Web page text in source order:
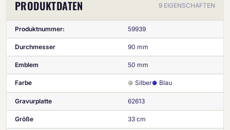
PRODUKTDATEN 9 EIGENSCHAFTEN
Produktnummer: 59939
Durchmesser 90 mm
Emblem 50 mm
Farbe Silber Blau
Gravurplatte 62613
Größe 33 cm